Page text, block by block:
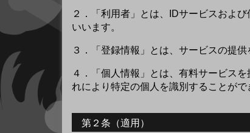
２．
「利用者」とは、IDサービスおよ
いいます。
３． 「登録情報」とは、サービスの提
４．
「個人情報」とは、有料サービス
れにより特定の個人を識別することが
第２条（適用）